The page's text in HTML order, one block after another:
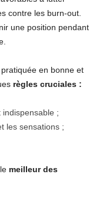
contre les burn-out.
une position pendant
en bonne et
règles cruciales :
;
les sensations ;
meilleur des